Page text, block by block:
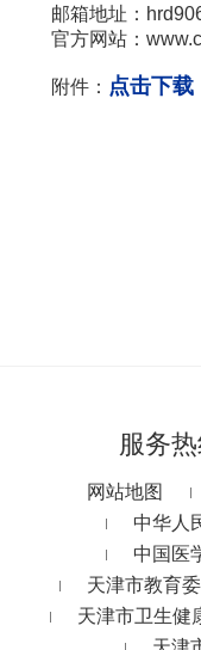
邮箱地址：
官方网站：
附件： 点击下载
（中国
服务热
网站地图
中华人
中国医
天津市教育
天津市卫生健